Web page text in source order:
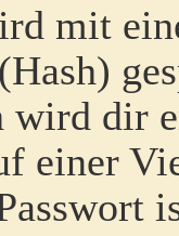
mit
wird dir
einer